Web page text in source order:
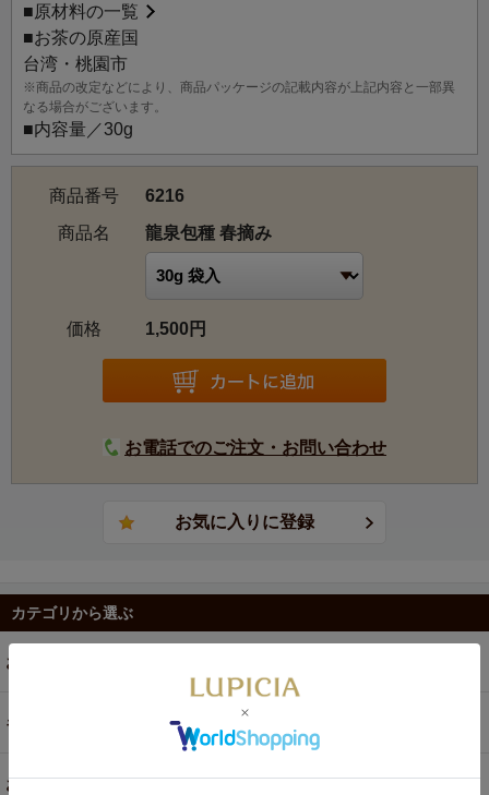
【産地情報】
台湾北部の桃園市に位置する龍潭は、丘陵地帯に広がる台
湾屈指の茶産地として知られ、特に「龍泉茶（龍泉包種
茶）」や「東方美人茶」の主要産地として有名です。標高
150～400mの水はけのよい丘陵地で、夏の時期には朝霧が
と酸性の赤土が広がるこの地域は、伝統と美しい景観が融
合した歴史あるお茶の生産地です。
■原材料の一覧
■お茶の原産国
台湾・桃園市
※商品の改定などにより、商品パッケージの記載内容が上記内容と一部異
なる場合がございます。
■内容量／30g
商品番号
6216
商品名
龍泉包種 春摘み
価格 1,500円
お電話でのご注文・お問い合わせ
カテゴリから選ぶ
お茶
ギフト
お菓子・食品・飲料